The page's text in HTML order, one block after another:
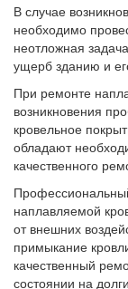
В случае
необходимо
неотложная
ущерб зданию и
При ремонте
возникновения
кровельное
обладают
качественного
наплавляемой
от внешних
примыкание
качественный
состоянии на